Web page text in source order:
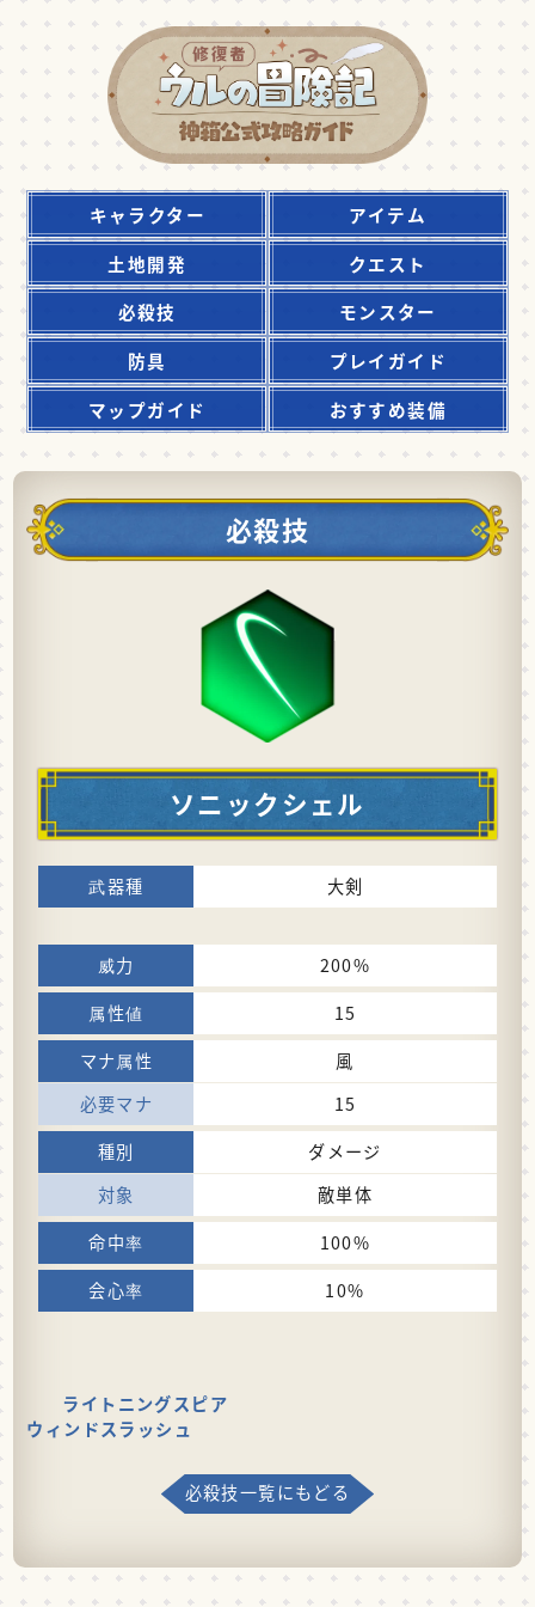
キャラクター
アイテム
土地開発
クエスト
必殺技
モンスター
防具
プレイガイド
マップガイド
おすすめ装備
必殺技
ソニックシェル
大剣
200%
15
風
15
ダメージ
敵単体
100%
10%
ライトニングスピア
ウィンドスラッシュ
必殺技一覧にもどる